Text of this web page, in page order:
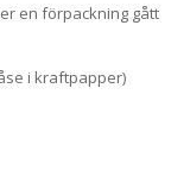
en förpackning gått
i kraftpapper)